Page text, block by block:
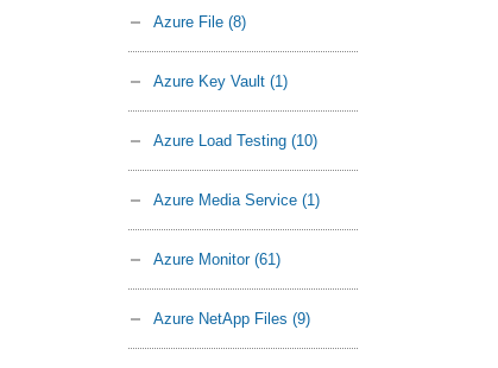
Azure File (8)
Azure Key Vault (1)
Azure Load Testing (10)
Azure Media Service (1)
Azure Monitor (61)
Azure NetApp Files (9)